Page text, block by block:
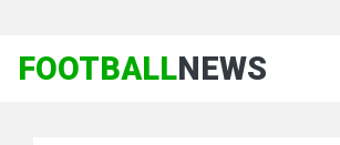
FOOTBALLNEWS